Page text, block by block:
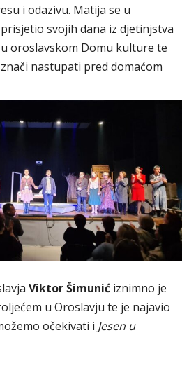
i odazivu. Matija se u
svojih dana iz djetinjstva
oroslavskom Domu kulture te
nastupati pred domaćom
Viktor Šimunić iznimno je
u Oroslavju te je najavio
očekivati i Jesen u